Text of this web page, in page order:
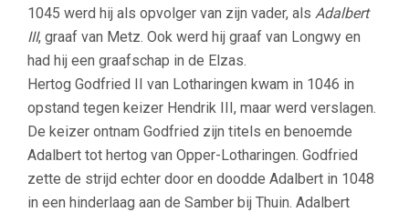
1045 werd hij als opvolger van zijn vader, als Adalbert
III, graaf van Metz. Ook werd hij graaf van Longwy en
had hij een graafschap in de Elzas.
Hertog Godfried II van Lotharingen kwam in 1046 in
opstand tegen keizer Hendrik III, maar werd verslagen.
De keizer ontnam Godfried zijn titels en benoemde
Adalbert tot hertog van Opper-Lotharingen. Godfried
zette de strijd echter door en doodde Adalbert in 1048
in een hinderlaag aan de Samber bij Thuin. Adalbert